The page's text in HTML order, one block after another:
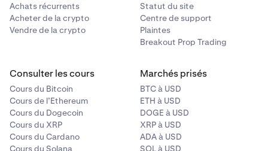
Achats récurrents
Acheter de la crypto
Vendre de la crypto
Statut du site
Centre de support
Plaintes
Breakout Prop Trading
Consulter les cours
Cours du Bitcoin
Cours de l’Ethereum
Cours du Dogecoin
Cours du XRP
Cours du Cardano
Cours du Solana
Marchés prisés
BTC à USD
ETH à USD
DOGE à USD
XRP à USD
ADA à USD
SOL à USD